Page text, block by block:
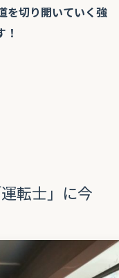
を切り開いていく強
転士」に今